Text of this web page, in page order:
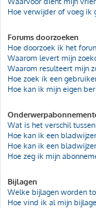
Hoe verwijder of voeg ik
Forums doorzoeken
Hoe doorzoek ik het
Waarom levert mijn
Waarom resulteert mijn
Hoe zoek ik een
Hoe kan ik mijn eigen
Wat is het verschil
Hoe kan ik een
Hoe kan ik een
Hoe zeg ik mijn
Bijlagen
Welke bijlagen worden
Hoe vind ik al mijn